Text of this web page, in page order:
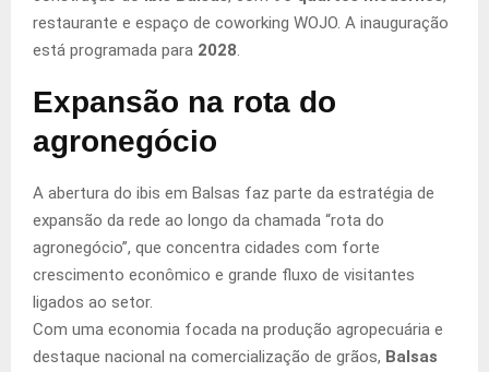
restaurante e espaço de coworking WOJO. A inauguração
está programada para 2028
Expansão na rota do
agronegócio
A abertura do ibis em Balsas faz parte da estratégia de
expansão da rede ao longo da chamada “rota do
agronegócio”, que concentra cidades com forte
crescimento econômico e grande fluxo de visitantes
ligados ao setor.
Com uma economia focada na produção agropecuária e
destaque nacional na comercialização de grãos, Balsas